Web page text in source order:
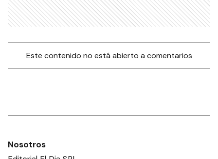
Este contenido no está abierto a comentarios
Nosotros